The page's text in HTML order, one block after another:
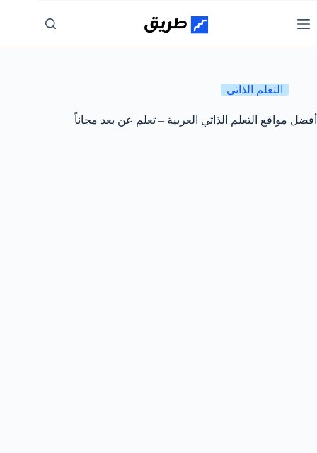
إلى
المحتوى
التعلم الذاتي
أفضل مواقع التعلم الذاتي العربية – تعلم عن بعد مجاناً